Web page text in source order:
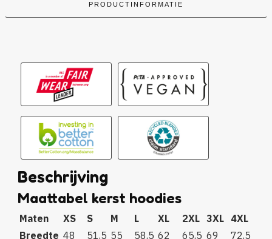
PRODUCTINFORMATIE
Beschrijving
Maattabel kerst hoodies
Maten XS S M L XL 2XL 3XL
4XL
Breedte 48 51,5 55 58,5 62 65,5 69 72,5